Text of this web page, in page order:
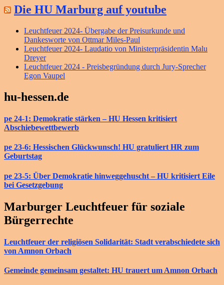
Die HU Marburg auf youtube
Leuchtfeuer 2024- Übergabe der Preisurkunde und
Dankesworte von Ottmar Miles-Paul
Leuchtfeuer 2024- Laudatio von Ministerpräsidentin Malu
Dreyer
Leuchtfeuer 2024 - Preisbegründung durch Jury-Sprecher
Egon Vaupel
hu-hessen.de
pe 24-1: Demokratie stärken – HU Hessen kritisiert
Abschiebewettbewerb
pe 23-6: Hessischen Glückwunsch! HU gratuliert HR zum
Geburtstag
pe 23-5: Über Demokratie hinweggehuscht – HU kritisiert Eile
bei Gesetzgebung
Marburger Leuchtfeuer für soziale
Bürgerrechte
Leuchtfeuer der religiösen Solidarität: Stadt verabschiedete sich
von Amnon Orbach
Gemeinde gemeinsam gestaltet: HU trauert um Amnon Orbach